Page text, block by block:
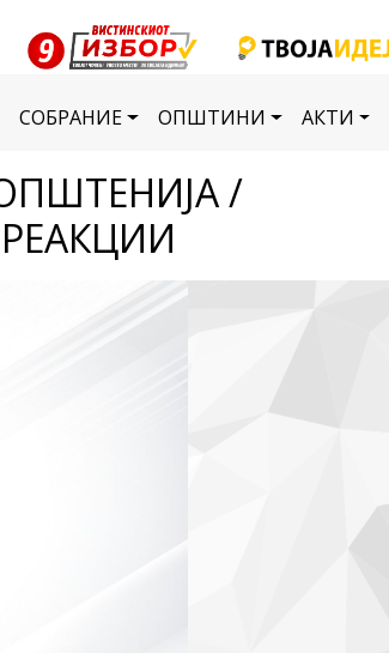
СОБРАНИЕ ОПШТИНИ АКТИ
/
РЕАКЦИИ